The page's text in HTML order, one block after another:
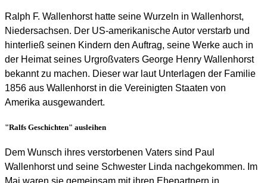
Ralph F. Wallenhorst hatte seine Wurzeln in Wallenhorst,
Niedersachsen. Der US-amerikanische Autor verstarb und
hinterließ seinen Kindern den Auftrag, seine Werke auch in
der Heimat seines Urgroßvaters George Henry Wallenhorst
bekannt zu machen. Dieser war laut Unterlagen der Familie
1856 aus Wallenhorst in die Vereinigten Staaten von
Amerika ausgewandert.
"Ralfs Geschichten" ausleihen
Dem Wunsch ihres verstorbenen Vaters sind Paul
Wallenhorst und seine Schwester Linda nachgekommen. Im
Mai waren sie gemeinsam mit ihren Ehepartnern in